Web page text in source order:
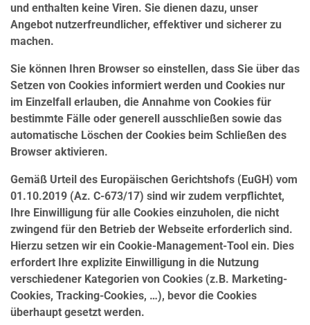
und enthalten keine Viren. Sie dienen dazu, unser
Angebot nutzerfreundlicher, effektiver und sicherer zu
machen.
Sie können Ihren Browser so einstellen, dass Sie über das
Setzen von Cookies informiert werden und Cookies nur
im Einzelfall erlauben, die Annahme von Cookies für
bestimmte Fälle oder generell ausschließen sowie das
automatische Löschen der Cookies beim Schließen des
Browser aktivieren.
Gemäß Urteil des Europäischen Gerichtshofs (EuGH) vom
01.10.2019 (Az. C-673/17) sind wir zudem verpflichtet,
Ihre Einwilligung für alle Cookies einzuholen, die nicht
zwingend für den Betrieb der Webseite erforderlich sind.
Hierzu setzen wir ein Cookie-Management-Tool ein. Dies
erfordert Ihre explizite Einwilligung in die Nutzung
verschiedener Kategorien von Cookies (z.B. Marketing-
Cookies, Tracking-Cookies, …), bevor die Cookies
überhaupt gesetzt werden.